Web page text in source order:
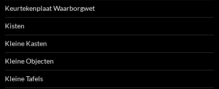
Keurtekenplaat Waarborgwet
Kisten
Kleine Kasten
Kleine Objecten
Kleine Tafels